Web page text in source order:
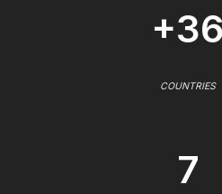
+36
COUNTRIES
7